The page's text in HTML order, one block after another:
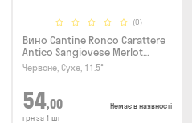
(0)
Вино Cantine Ronco Carattere
Antico Sangiovese Merlot
Rubicone IGT 0.25л
Червоне, Сухе, 11.5°
54,00
грн за 1 шт
Немає в наявності